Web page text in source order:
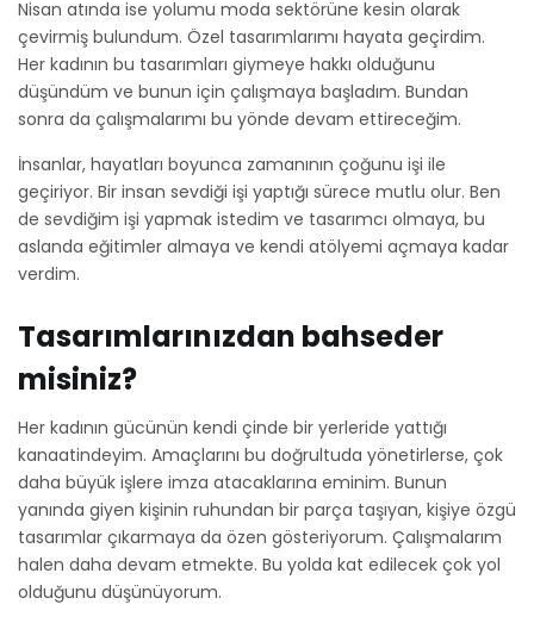
Nisan atında ise yolumu moda sektörüne kesin olarak
çevirmiş bulundum. Özel tasarımlarımı hayata geçirdim.
Her kadının bu tasarımları giymeye hakkı olduğunu
düşündüm ve bunun için çalışmaya başladım. Bundan
sonra da çalışmalarımı bu yönde devam ettireceğim.
İnsanlar, hayatları boyunca zamanının çoğunu işi ile
geçiriyor. Bir insan sevdiği işi yaptığı sürece mutlu olur. Ben
de sevdiğim işi yapmak istedim ve tasarımcı olmaya, bu
aslanda eğitimler almaya ve kendi atölyemi açmaya kadar
verdim.
Tasarımlarınızdan bahseder
misiniz?
Her kadının gücünün kendi çinde bir yerleride yattığı
kanaatindeyim. Amaçlarını bu doğrultuda yönetirlerse, çok
daha büyük işlere imza atacaklarına eminim. Bunun
yanında giyen kişinin ruhundan bir parça taşıyan, kişiye özgü
tasarımlar çıkarmaya da özen gösteriyorum. Çalışmalarım
halen daha devam etmekte. Bu yolda kat edilecek çok yol
olduğunu düşünüyorum.